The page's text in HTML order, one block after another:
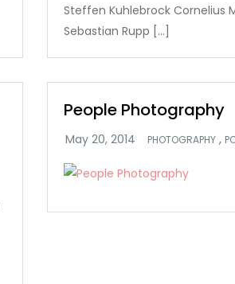
Steffen Kuhlebrock Cornelius
Sebastian Rupp […]
People Photography
PHOTOGRAPHY ,